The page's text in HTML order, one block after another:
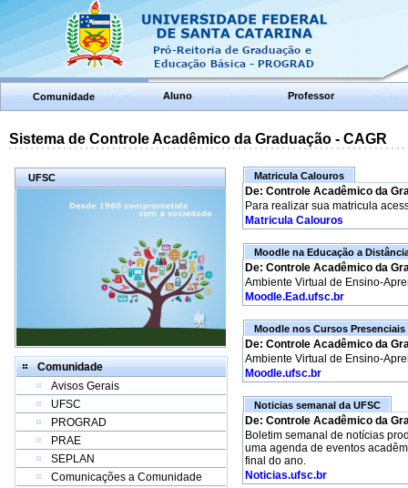
Comunidade Aluno Professor
Sistema de Controle Acadêmico da Graduação - CAGR
UFSC
Comunidade
Avisos Gerais
UFSC
PROGRAD
PRAE
SEPLAN
Comunicações a Comunidade
Matricula Calouros
De: Controle Acadêmico da
Para realizar sua matricula
Matricula Calouros
Moodle na Educação a
De: Controle Acadêmico da
Ambiente Virtual de Ensino-
Moodle.Ead.ufsc.br
Moodle nos Cursos Presenciais
De: Controle Acadêmico da
Ambiente Virtual de Ensino-
Moodle.ufsc.br
Noticias semanal da UFSC
De: Controle Acadêmico da
Boletim semanal de notícias
uma agenda de eventos
final do ano.
Noticias.ufsc.br